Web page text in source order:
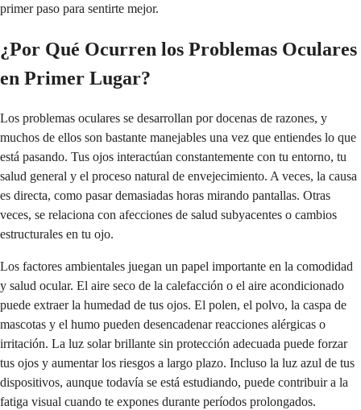
primer paso para sentirte mejor.
¿Por Qué Ocurren los Problemas Oculares
en Primer Lugar?
Los problemas oculares se desarrollan por docenas de razones, y
muchos de ellos son bastante manejables una vez que entiendes lo que
está pasando. Tus ojos interactúan constantemente con tu entorno, tu
salud general y el proceso natural de envejecimiento. A veces, la causa
es directa, como pasar demasiadas horas mirando pantallas. Otras
veces, se relaciona con afecciones de salud subyacentes o cambios
estructurales en tu ojo.
Los factores ambientales juegan un papel importante en la comodidad
y salud ocular. El aire seco de la calefacción o el aire acondicionado
puede extraer la humedad de tus ojos. El polen, el polvo, la caspa de
mascotas y el humo pueden desencadenar reacciones alérgicas o
irritación. La luz solar brillante sin protección adecuada puede forzar
tus ojos y aumentar los riesgos a largo plazo. Incluso la luz azul de tus
dispositivos, aunque todavía se está estudiando, puede contribuir a la
fatiga visual cuando te expones durante períodos prolongados.